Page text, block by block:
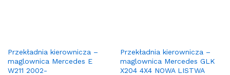
Przekładnia kierownicza –
maglownica Mercedes E
W211 2002-
Przekładnia kierownicza –
maglownica Mercedes GLK
X204 4X4 NOWA LISTWA